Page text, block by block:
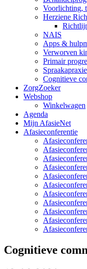
Voorlichting,
Herziene
NAIS
Apps &
Verworven
Primair
Spraakapraxie
Cognitieve
ZorgZoeker
Webshop
Winkelwagen
Agenda
Mijn AfasieNet
Afasieconferentie
Cognitieve